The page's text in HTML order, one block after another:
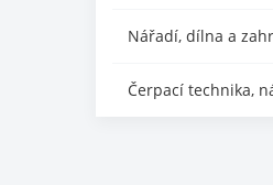
Nářadí, dílna a
Čerpací technika,